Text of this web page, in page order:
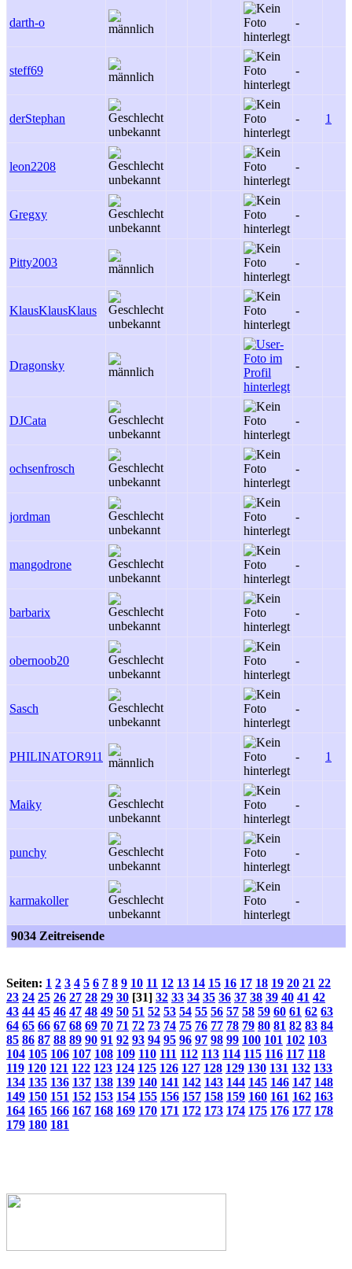
darth-o -
steff69 -
derStephan - 1
leon2208 -
Gregxy -
Pitty2003 -
KlausKlausKlaus -
Dragonsky -
DJCata -
ochsenfrosch -
jordman -
mangodrone -
barbarix -
obernoob20 -
Sasch -
PHILINATOR911 - 1
Maiky -
punchy -
karmakoller -
9034 Zeitreisende
Seiten: 1 2 3 4 5 6 7 8 9 10 11 12 13 14 15 16 17 18 19 20 21 22
23 24 25 26 27 28 29 30 [31] 32 33 34 35 36 37 38 39 40 41 42
43 44 45 46 47 48 49 50 51 52 53 54 55 56 57 58 59 60 61 62 63
64 65 66 67 68 69 70 71 72 73 74 75 76 77 78 79 80 81 82 83 84
85 86 87 88 89 90 91 92 93 94 95 96 97 98 99 100 101 102 103
104 105 106 107 108 109 110 111 112 113 114 115 116 117 118
119 120 121 122 123 124 125 126 127 128 129 130 131 132 133
134 135 136 137 138 139 140 141 142 143 144 145 146 147 148
149 150 151 152 153 154 155 156 157 158 159 160 161 162 163
164 165 166 167 168 169 170 171 172 173 174 175 176 177 178
179 180 181